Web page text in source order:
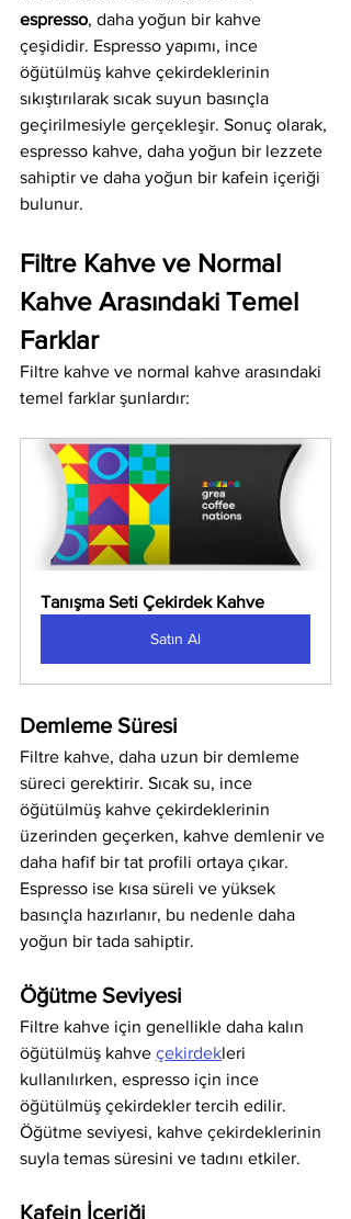
espresso, daha yoğun bir kahve
çeşididir. Espresso yapımı, ince
öğütülmüş kahve çekirdeklerinin
sıkıştırılarak sıcak suyun basınçla
geçirilmesiyle gerçekleşir. Sonuç olarak,
espresso kahve, daha yoğun bir lezzete
sahiptir ve daha yoğun bir kafein içeriği
bulunur.
Filtre Kahve ve Normal
Kahve Arasındaki Temel
Farklar
Filtre kahve ve normal kahve arasındaki
temel farklar şunlardır:
Tanışma Seti Çekirdek Kahve
Satın Al
Demleme Süresi
Filtre kahve, daha uzun bir demleme
süreci gerektirir. Sıcak su, ince
öğütülmüş kahve çekirdeklerinin
üzerinden geçerken, kahve demlenir ve
daha hafif bir tat profili ortaya çıkar.
Espresso ise kısa süreli ve yüksek
basınçla hazırlanır, bu nedenle daha
yoğun bir tada sahiptir.
Öğütme Seviyesi
Filtre kahve için genellikle daha kalın
öğütülmüş kahve çekirdekleri
kullanılırken, espresso için ince
öğütülmüş çekirdekler tercih edilir.
Öğütme seviyesi, kahve çekirdeklerinin
suyla temas süresini ve tadını etkiler.
Kafein İçeriği